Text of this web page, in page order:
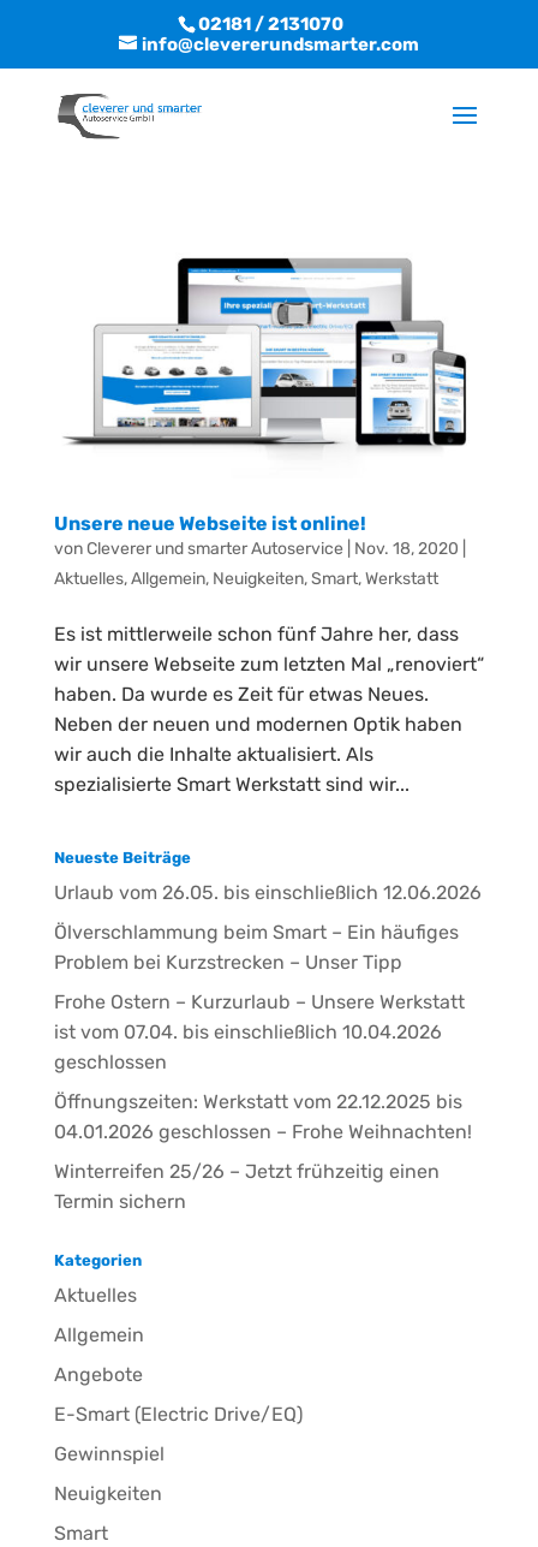
02181 / 2131070
info@clevererundsmarter.com
Unsere neue Webseite ist online!
vonCleverer und smarter Autoservice Nov. 18, 2020
Aktuelles,Allgemein, Neuigkeiten,Smart,Werkstatt
Es ist mittlerweile schon fünf Jahre her, dass
wir unsere Webseite zum letzten Mal „renoviert“
haben. Da wurde es Zeit für etwas Neues.
Neben der neuen und modernen Optik haben
wir auch die Inhalte aktualisiert. Als
spezialisierte Smart Werkstatt sind wir...
Neueste Beiträge
Urlaub vom 26.05. bis einschließlich 12.06.2026
Ölverschlammung beim Smart – Ein häufiges
Problem bei Kurzstrecken – Unser Tipp
Frohe Ostern – Kurzurlaub – Unsere Werkstatt
ist vom 07.04. bis einschließlich 10.04.2026
geschlossen
Öffnungszeiten: Werkstatt vom 22.12.2025 bis
04.01.2026 geschlossen – Frohe Weihnachten!
Winterreifen 25/26 – Jetzt frühzeitig einen
Termin sichern
Kategorien
Aktuelles
Allgemein
Angebote
E-Smart (Electric Drive/EQ)
Gewinnspiel
Neuigkeiten
Smart